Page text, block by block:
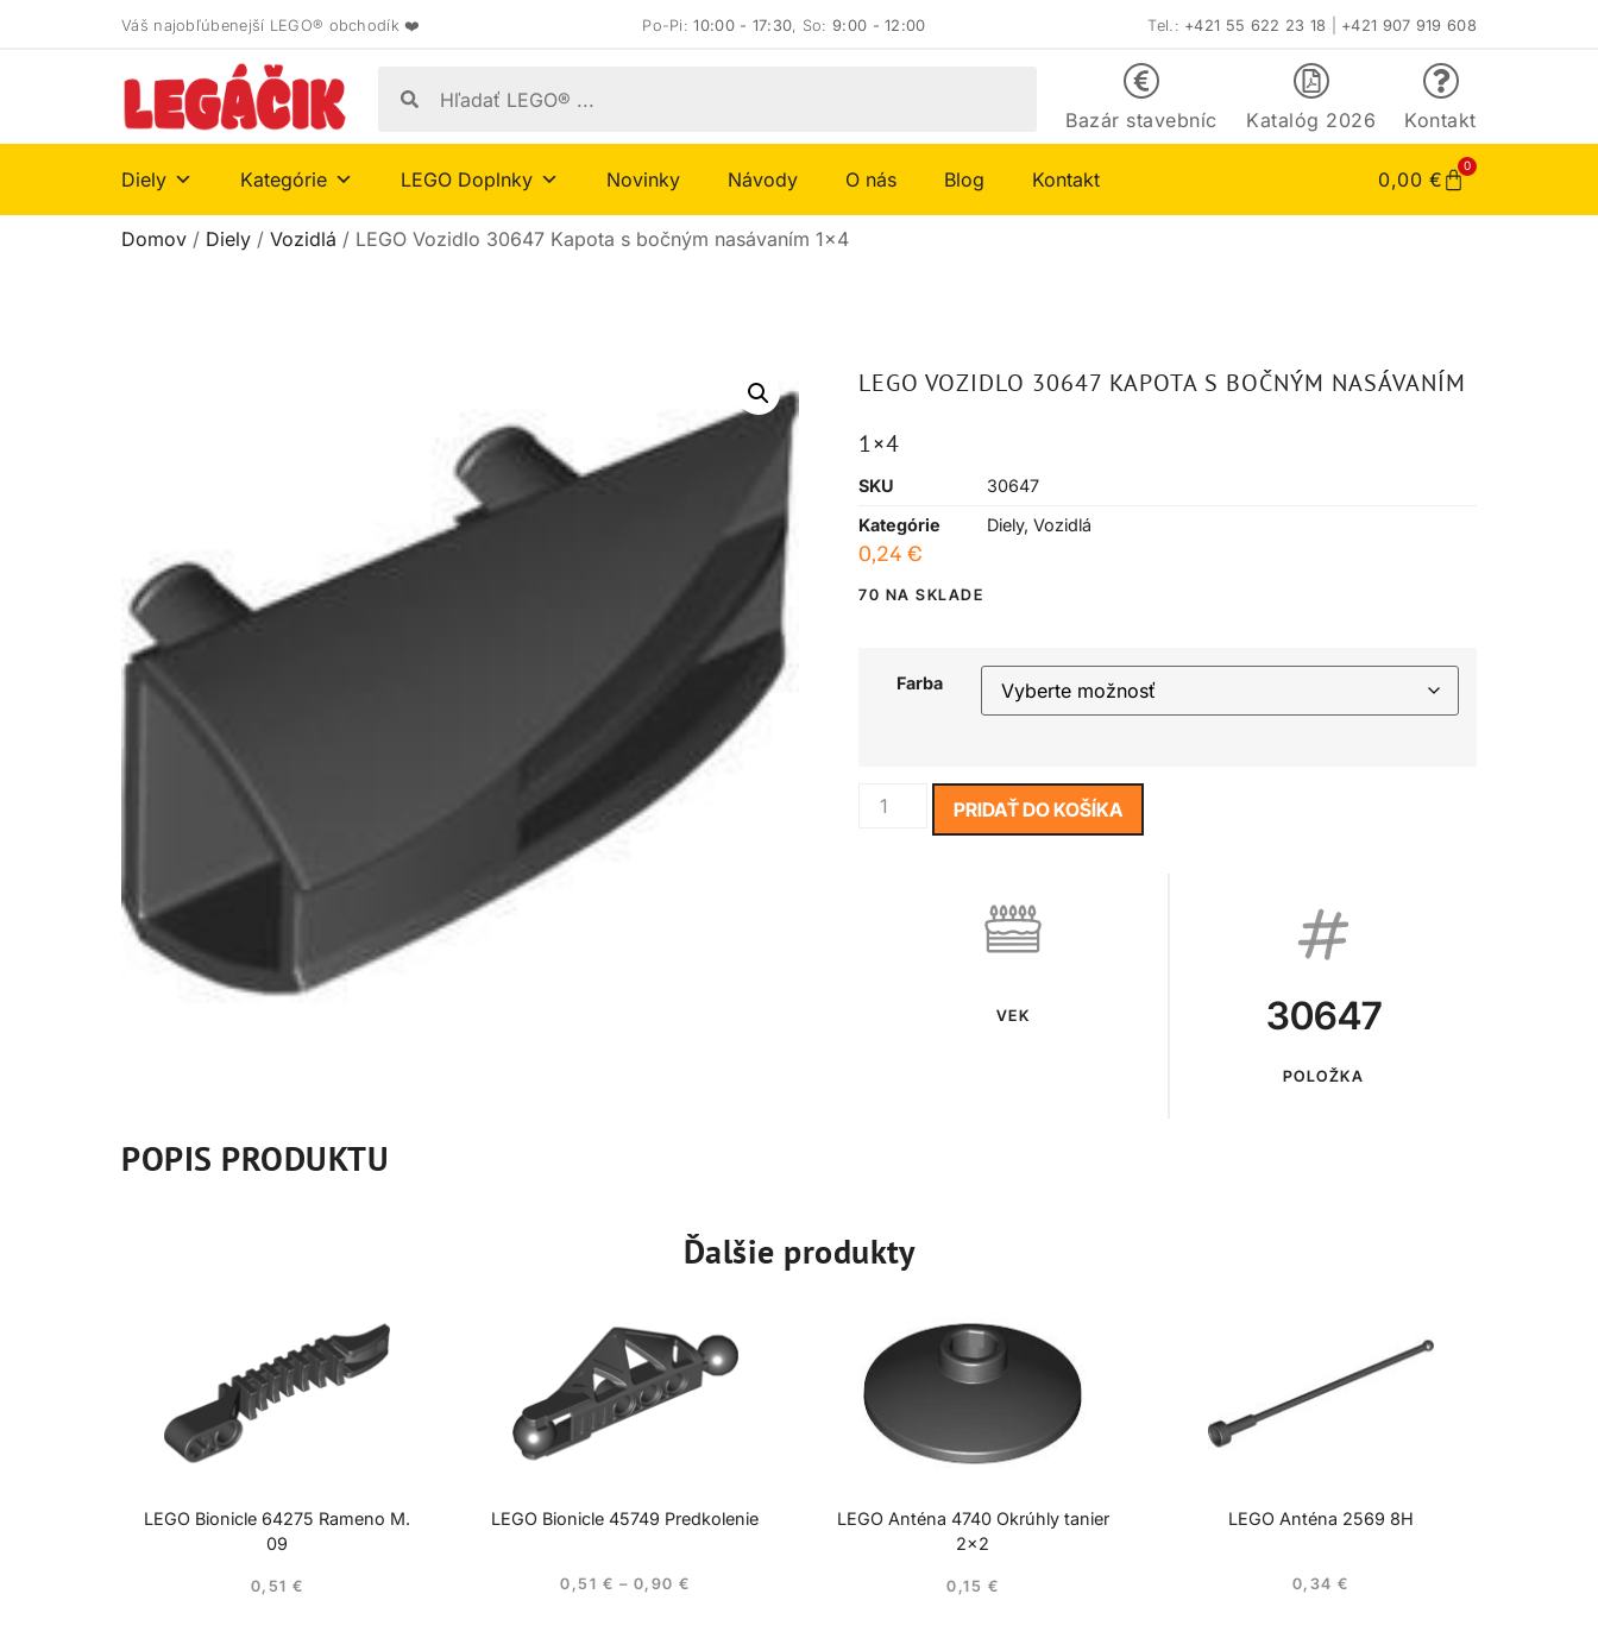
Váš najobľúbenejší LEGO® obchodík ❤️ Po-Pi:10:00 - 17:30, So:9:00 - 12:00 Tel.: +421 55 622 23 18 +421 907 919 608
Bazár stavebníc Katalóg 2026 Kontakt
Diely Kategórie LEGO Doplnky Novinky Návody O nás Blog Kontakt 0,00 €
0
Domov / Diely / Vozidlá / LEGO Vozidlo 30647 Kapota s bočným nasávaním 1×4
LEGO VOZIDLO 30647 KAPOTA S BOČNÝM NASÁVANÍM
1×4
SKU
30647
Kategórie
Diely, Vozidlá
0,24 €
70 NA SKLADE
Farba
PRIDAŤ DO KOŠÍKA
VEK 30647
POLOŽKA
POPIS PRODUKTU
Ďalšie produkty
LEGO Bionicle 64275 Rameno M.
09
0,51€
LEGO Bionicle 45749 Predkolenie
0,51 € – 0,90 €
LEGO Anténa 4740 Okrúhly tanier
2×2
0,15 €
LEGO Anténa 2569 8H
0,34€